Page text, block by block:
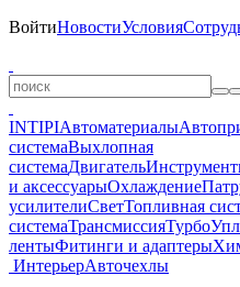
ВойтиНовостиУсловия
INTIPIАвтоматериалы
системаВыхлопная
системаДвигатель
и аксессуарыОхлаждение
усилителиСветТопливная
системаТрансмиссияТурбо
лентыФитинги и адаптеры
ИнтерьерАвточехлы